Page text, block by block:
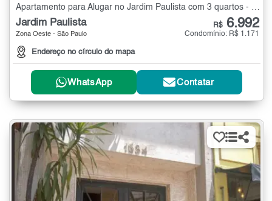
Apartamento para Alugar no Jardim Paulista com 3 quartos - 83 m²
Jardim Paulista
Zona Oeste - São Paulo
Endereço no círculo do mapa
R$ 6.992
Condomínio: R$ 1.171
WhatsApp Contatar